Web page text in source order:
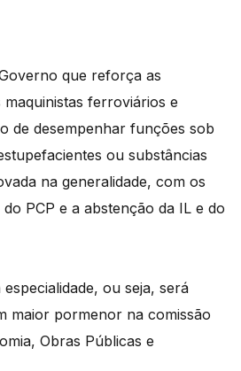
que reforça as
ferroviários e
de desempenhar funções sob
ou substâncias
na generalidade, com os
PCP e a abstenção da IL e do
ou seja, será
maior pormenor na comissão
Obras Públicas e